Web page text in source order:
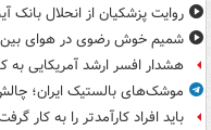
روایت پزشکیان از انحلال بانک
شمیم خوش رضوی در هوای
هشدار افسر ارشد آمریکایی به
موشک‌های بالستیک ایران؛
باید افراد کارآمدتر را به کار